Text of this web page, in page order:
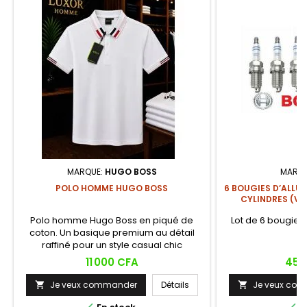
MARQUE: HUGO BOSS
POLO HOMME HUGO BOSS
Polo homme Hugo Boss en piqué de
coton. Un basique premium au détail
raffiné pour un style casual chic
accompli.
Prix
11 000 CFA
 Je veux commander Détails
6 BOUGIES
CYLINDRES
Lot de 6
Prix
45
 Je veux